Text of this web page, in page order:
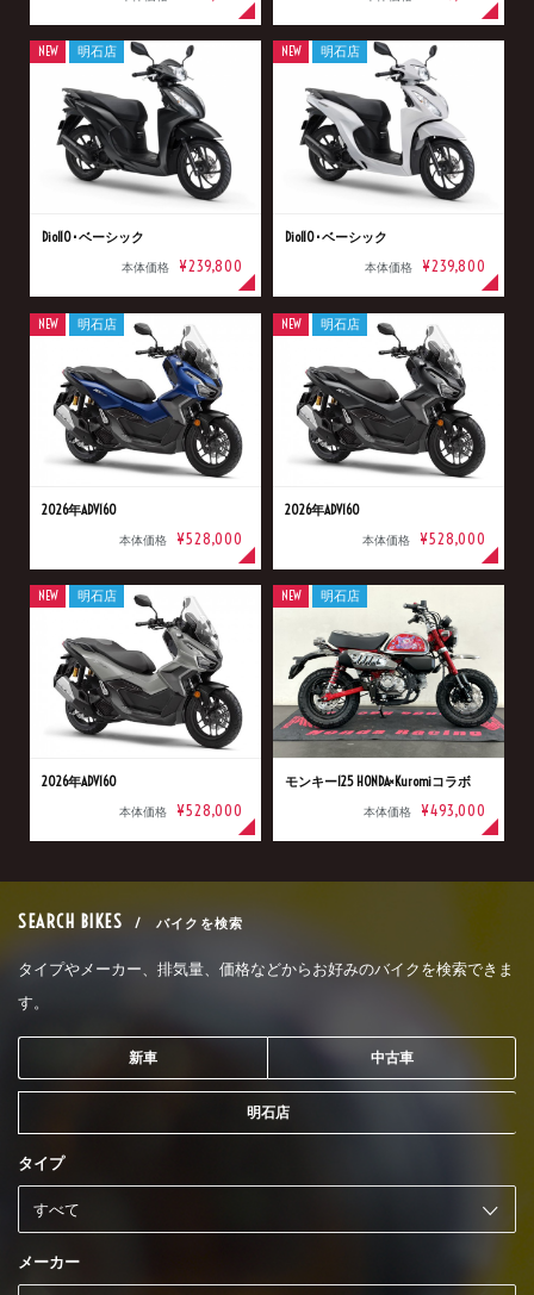
Dio110･ベーシック
本体価格 ¥239,800
NEW 明石店
Dio110･ベーシック
本体価格 ¥239,800
NEW 明石店
2026年ADV160
本体価格 ¥528,000
NEW 明石店
2026年ADV160
本体価格 ¥528,000
NEW 明石店
2026年ADV160
本体価格 ¥528,000
NEW 明石店
モンキー125 HONDA×Kuromiコラボ
本体価格 ¥493,000
NEW 明石店
SEARCH BIKES / バイクを検索
タイプやメーカー、排気量、価格などからお好みのバイクを検索できま
す。
新車 中古車
明石店
タイプ
メーカー